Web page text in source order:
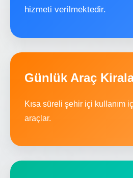
hizmeti verilmektedir.
Günlük Araç
Kısa süreli şehir içi kullanım
araçlar.